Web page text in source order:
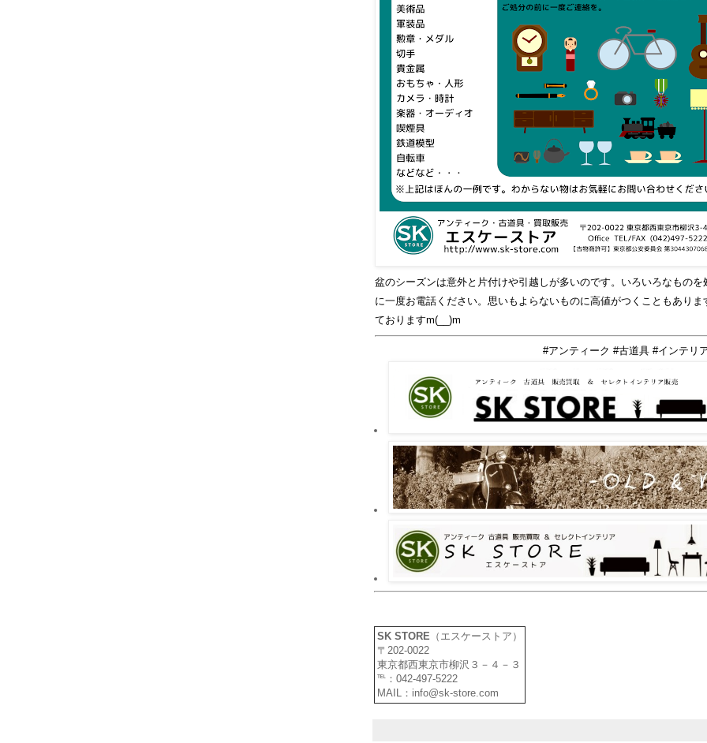
盆のシーズンは意外と片付けや引越しが多いのです。いろいろなものを
に一度お電話ください。思いもよらないものに高値がつくこともありま
ておりますm(__)m
#アンティーク #古道具 #インテリ
SK STORE （エスケーストア）
〒202-0022
東京都西東京市柳沢３－４－３
℡：042-497-5222
MAIL：info@sk-store.com